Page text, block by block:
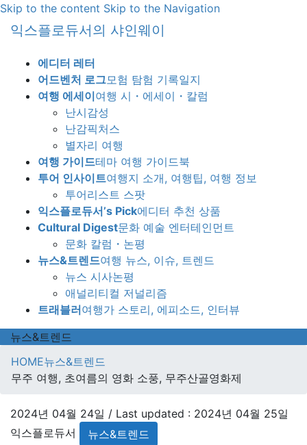
Skip to the content Skip to the Navigation
익스플로듀서의 샤인웨이
에디터 레터
어드벤처 로그모험 탐험 기록일지
여행 에세이여행 시・에세이・칼럼
난시감성
난감픽처스
별자리 여행
여행 가이드테마 여행 가이드북
투어 인사이트여행지 소개, 여행팁, 여행 정보
투어리스트 스팟
익스플로듀서’s Pick에디터 추천 상품
Cultural Digest문화 예술 엔터테인먼트
문화 칼럼・논평
뉴스&트렌드여행 뉴스, 이슈, 트렌드
뉴스 시사논평
애널리티컬 저널리즘
트래블러여행가 스토리, 에피소드, 인터뷰
뉴스&트렌드
HOME뉴스&트렌드
무주 여행, 초여름의 영화 소풍, 무주산골영화제
2024년 04월 24일 / Last updated : 2024년 04월 25일
익스플로듀서
뉴스&트렌드